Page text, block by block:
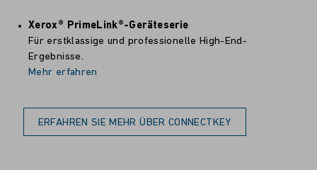
Xerox® PrimeLink®-Geräteserie
Für erstklassige und professionelle High-End-
Ergebnisse.
Mehr erfahren
ERFAHREN SIE MEHR ÜBER CONNECTKEY